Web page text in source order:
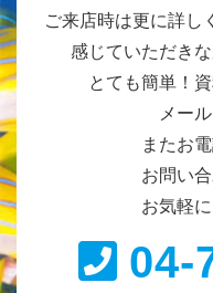
ご来店時は更に詳し
感じていただき
とても簡単！
メー
またお
お問い
お気軽
04-